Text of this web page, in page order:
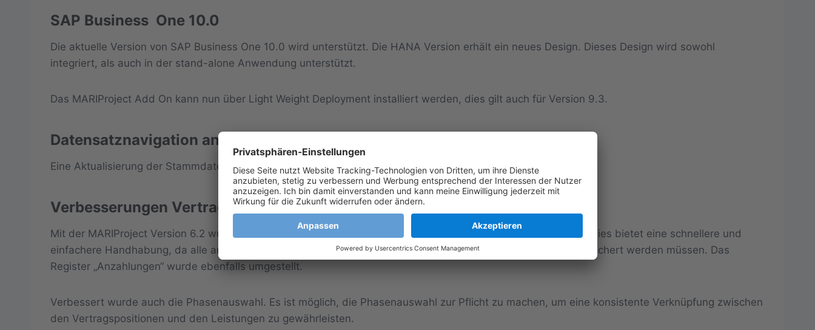
SAP Business One 10.0
Die aktuelle Version von SAP Business One 10.0 wird unterstützt. Die HANA Version erhält ein neues Design. Dieses Design wird sowohl
integriert, als auch in der stand-alone Anwendung unterstützt.
Das MARIProject Add On kann nun über Light Weight Deployment installiert werden, dies gilt auch für Version 9.3.
Datensatznavigation an SAP Business One angepasst
Eine Aktualisierung der Stammdatenmasken von MARIProject können Anwender selbst durchführen.
Verbesserungen Vertragsstamm
Mit der MARIProject Version 6.2 wurde das Register „Positionen“ auf eine schnelle Speichertechnik umgestellt. Dies bietet eine schnellere und
einfachere Handhabung, da alle anderen Register abgeändert wurden, sodass die Positionen nicht mehr gespeichert werden müssen. Das
Register „Anzahlungen“ wurde ebenfalls umgestellt.
Verbessert wurde auch die Phasenauswahl. Es ist möglich, die Phasenauswahl zur Pflicht zu machen, um eine konsistente Verknüpfung zwischen
den Vertragspositionen und den Leistungen zu gewährleisten.